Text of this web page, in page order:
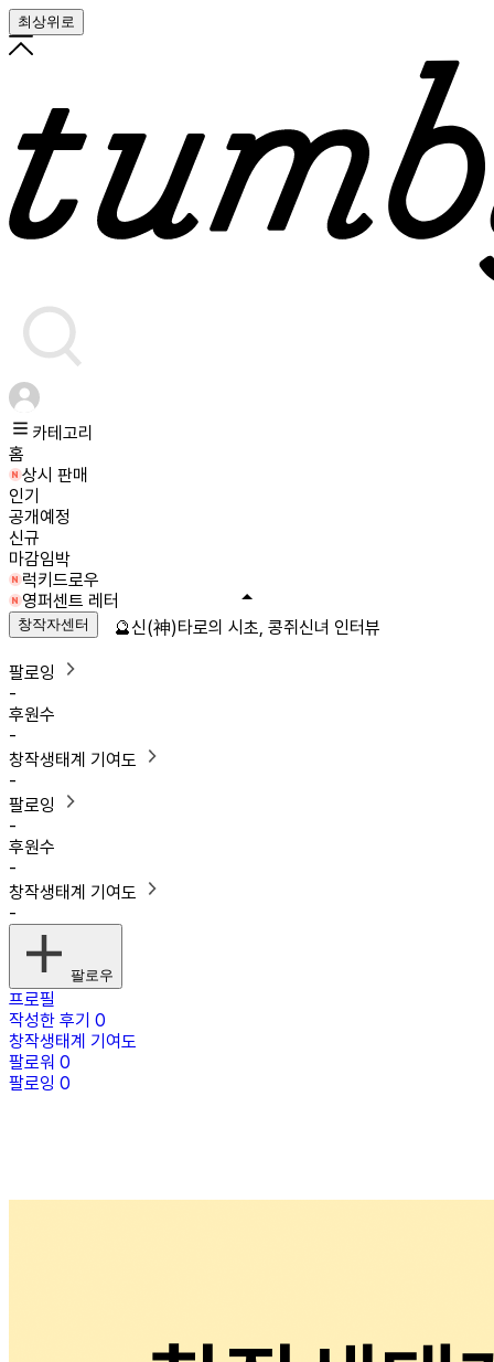
최상위로
카테고리
홈
상시 판매
인기
공개예정
신규
마감임박
럭키드로우
영퍼센트 레터
창작자센터
팔로잉
-
후원수
-
창작생태계 기여도
-
팔로잉
-
후원수
-
창작생태계 기여도
-
팔로우
프로필
작성한 후기 0
창작생태계 기여도
팔로워 0
팔로잉 0
🔮신(神)타로의 시초, 콩쥐신녀 인터뷰